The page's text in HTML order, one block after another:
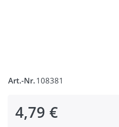
Art.-Nr. 108381
4,79 €